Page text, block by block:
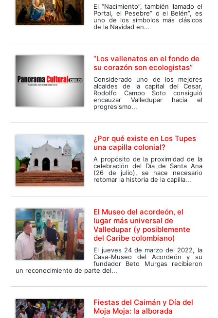
El “Nacimiento”, también llamado el
Portal, el Pesebre” o el Belén”, es
uno de los símbolos más clásicos
de la Navidad en...
“Los vallenatos en el fondo de
su corazón son ecologistas”
Considerado uno de los mejores
alcaldes de la capital del Cesar,
Rodolfo Campo Soto consiguió
encauzar Valledupar hacia el
progresismo...
¿Por qué existe en Los Tupes
una capilla colonial?
A propósito de la proximidad de la
celebración del Día de Santa Ana
(26 de julio), se hace necesario
retomar la historia de la capilla...
El Museo del acordeón, el
lugar más universal de
Valledupar (y posiblemente
del Caribe colombiano)
El jueves 24 de marzo del 2022, la
Casa-Museo del Acordeón y su
fundador Beto Murgas recibieron
un reconocimiento de parte del...
Fiestas del Caimán y Día del
Moja Moja: la alborada